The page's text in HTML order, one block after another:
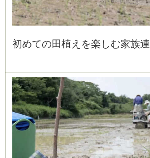
初めての田植え を楽 しむ家族連